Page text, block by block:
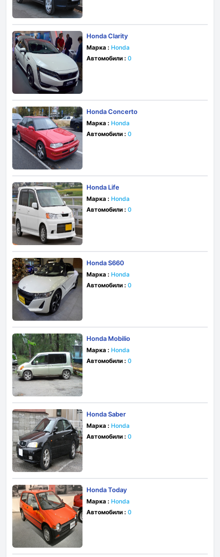
Honda Clarity
Марка : Honda
Автомобили : 0
Honda Concerto
Марка : Honda
Автомобили : 0
Honda Life
Марка : Honda
Автомобили : 0
Honda S660
Марка : Honda
Автомобили : 0
Honda Mobilio
Марка : Honda
Автомобили : 0
Honda Saber
Марка : Honda
Автомобили : 0
Honda Today
Марка : Honda
Автомобили : 0